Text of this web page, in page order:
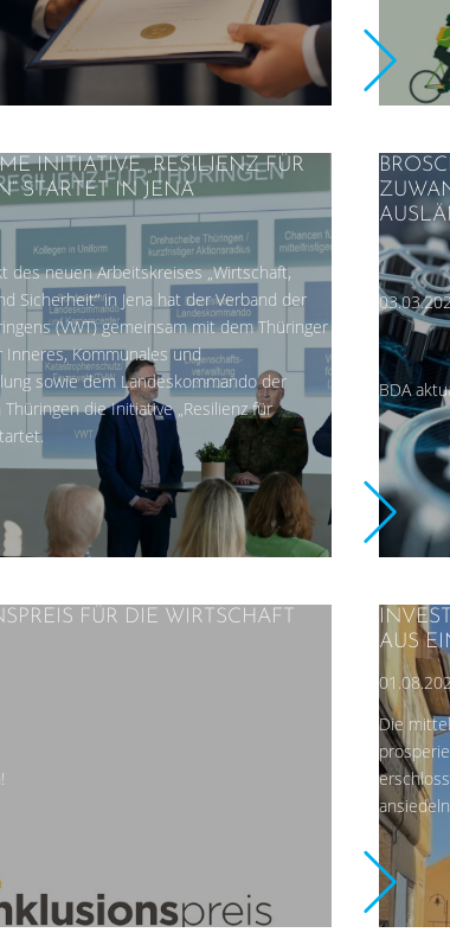
INITIATIVE „RESILIENZ FÜR
STARTET IN JENA
des neuen Arbeitskreises „Wirtschaft,
Sicherheit“ in Jena hat der Verband der
(VWT) gemeinsam mit dem Thüringer
Kommunales und
sowie dem Landeskommando der
die Initiative „Resilienz für
BDA
FÜR DIE WIRTSCHAFT
AUS
Die